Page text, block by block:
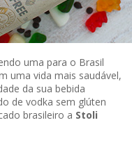
uma para o Brasil
uma vida mais saudável,
da sua bebida
de vodka sem glúten
brasileiro a Stoli